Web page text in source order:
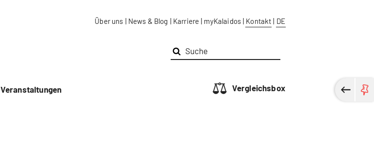
Über uns | News & Blog | Karriere | myKalaidos | Kontakt | DE
Veranstaltungen Vergleichsbox